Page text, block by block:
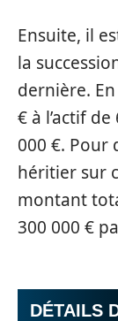
Ensuite, il
la
dernière.
€ à l’actif
000 €. Pour
héritier sur
montant
300 000 €
DÉTAILS